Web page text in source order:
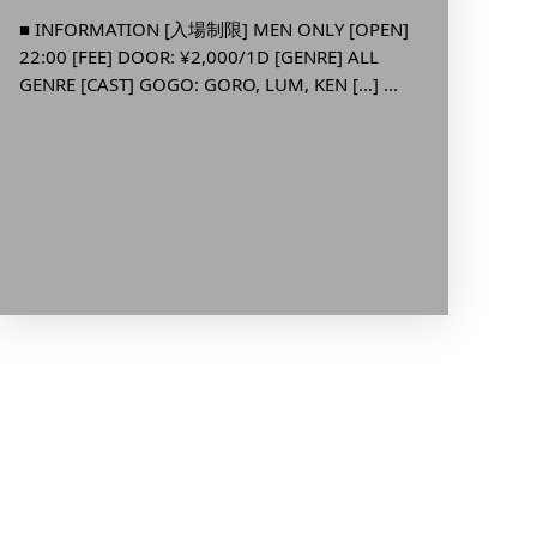
■ INFORMATION [入場制限] MEN ONLY [OPEN]
22:00 [FEE] DOOR: ¥2,000/1D [GENRE] ALL
GENRE [CAST] GOGO: GORO, LUM, KEN […] ...